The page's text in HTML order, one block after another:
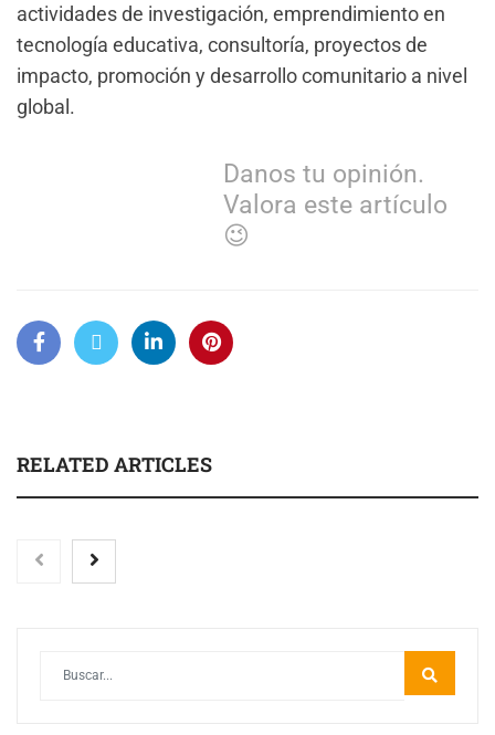
actividades de investigación, emprendimiento en
tecnología educativa, consultoría, proyectos de
impacto, promoción y desarrollo comunitario a nivel
global.
Danos tu opinión.
Valora este artículo
😉
RELATED ARTICLES
Las personas con encefalomielitis miálgica severa
reclaman acceso a cuidados paliativos a través del